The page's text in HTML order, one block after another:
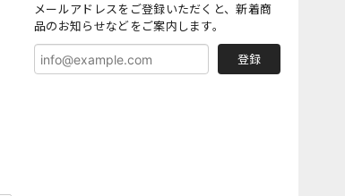
メールアドレスをご登録いただくと、新着商
品のお知らせなどをご案内します。
登録